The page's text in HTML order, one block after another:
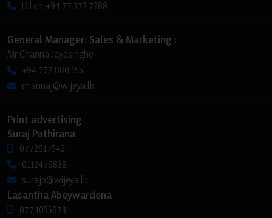
Dilan: +94 77 372 7288
General Manager: Sales & Marketing :
Mr Channa Jayasinghe
+94 777 880 155
channaj@wijeya.lk
Print advertising
Suraj Pathirana
0772617542
0112479838
surajp@wijeya.lk
Lasantha Abeywardena
0774055673